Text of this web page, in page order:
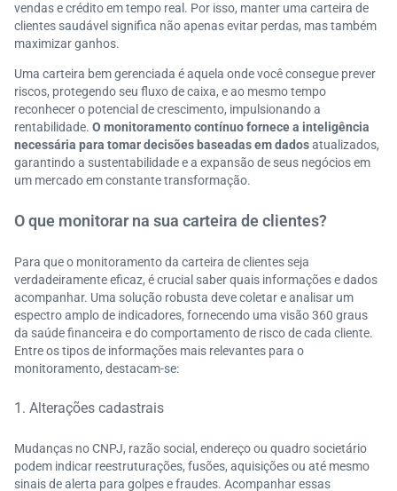
vendas e crédito em tempo real. Por isso, manter uma carteira de
clientes saudável significa não apenas evitar perdas, mas também
maximizar ganhos.
Uma carteira bem gerenciada é aquela onde você consegue prever
riscos, protegendo seu fluxo de caixa, e ao mesmo tempo
reconhecer o potencial de crescimento, impulsionando a
rentabilidade. O monitoramento contínuo fornece a inteligência
necessária para tomar decisões baseadas em dadosatualizados,
garantindo a sustentabilidade e a expansão de seus negócios em
um mercado em constante transformação.
O que monitorar na sua carteira de clientes?
Para que o monitoramento da carteira de clientes seja
verdadeiramente eficaz, é crucial saber quais informações e dados
acompanhar. Uma solução robusta deve coletar e analisar um
espectro amplo de indicadores, fornecendo uma visão 360 graus
da saúde financeira e do comportamento de risco de cada cliente.
Entre os tipos de informações mais relevantes para o
monitoramento, destacam-se:
1. Alterações cadastrais
Mudanças no CNPJ, razão social, endereço ou quadro societário
podem indicar reestruturações, fusões, aquisições ou até mesmo
sinais de alerta para golpes e fraudes. Acompanhar essas